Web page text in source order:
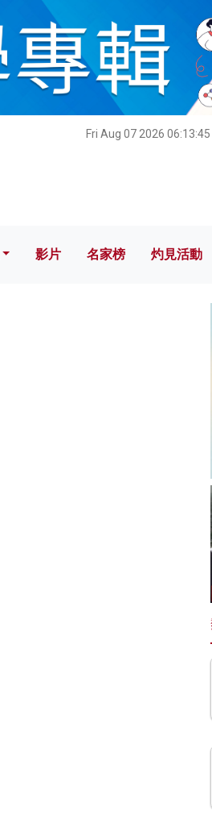
Fri Aug 07 2026
影片 名家榜 灼見
影片 名家榜 灼見活動